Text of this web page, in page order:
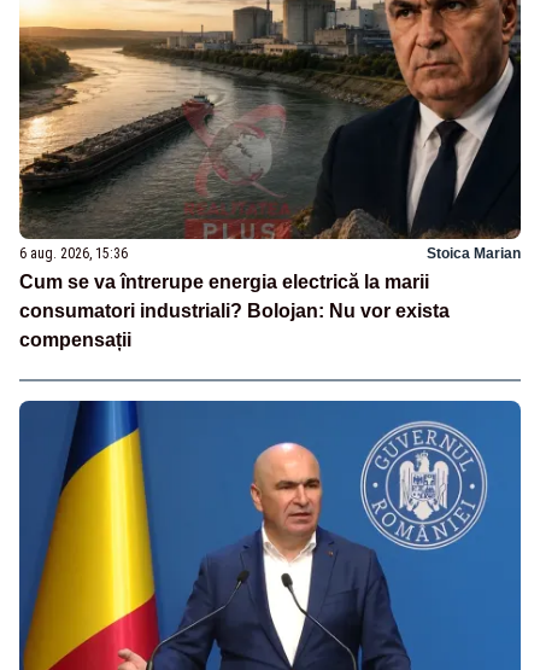
6 aug. 2026, 15:36 Stoica Marian
Cum se va întrerupe energia electrică la marii
consumatori industriali? Bolojan: Nu vor exista
compensații